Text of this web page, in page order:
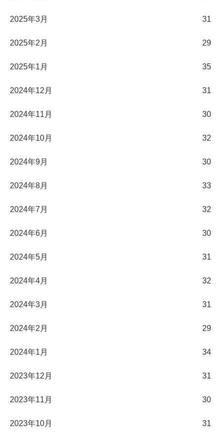
2025年3月 31
2025年2月 29
2025年1月 35
2024年12月 31
2024年11月 30
2024年10月 32
2024年9月 30
2024年8月 33
2024年7月 32
2024年6月 30
2024年5月 31
2024年4月 32
2024年3月 31
2024年2月 29
2024年1月 34
2023年12月 31
2023年11月 30
2023年10月 31